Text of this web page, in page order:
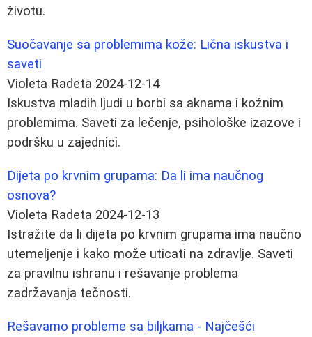
životu.
Suočavanje sa problemima kože: Lična iskustva i
saveti
Violeta Radeta 2024-12-14
Iskustva mladih ljudi u borbi sa aknama i kožnim
problemima. Saveti za lečenje, psihološke izazove i
podršku u zajednici.
Dijeta po krvnim grupama: Da li ima naučnog
osnova?
Violeta Radeta 2024-12-13
Istražite da li dijeta po krvnim grupama ima naučno
utemeljenje i kako može uticati na zdravlje. Saveti
za pravilnu ishranu i rešavanje problema
zadržavanja tečnosti.
Rešavamo probleme sa biljkama - Najčešći